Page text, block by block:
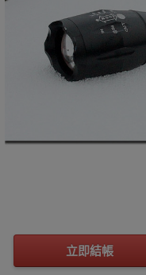
立即結帳